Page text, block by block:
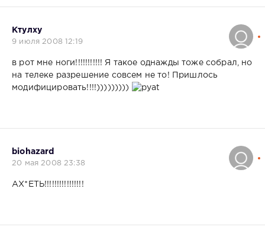
Ктулху
9 июля 2008 12:19
в рот мне ноги!!!!!!!!!!! Я такое однажды тоже собрал, но
на телеке разрешение совсем не то! Пришлось
модифицировать!!!!)))))))))
biohazard
20 мая 2008 23:38
АХ*ЕТЬ!!!!!!!!!!!!!!!!